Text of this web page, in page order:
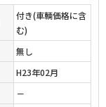
付き(車輌価格に含
む)
無し
H23年02月
－